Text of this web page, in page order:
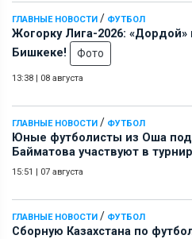
ГЛАВНЫЕ НОВОСТИ / ФУТБОЛ
Жогорку Лига-2026: «Дордой»
Бишкеке!
Фото
13:38 | 08 августа
ГЛАВНЫЕ НОВОСТИ / ФУТБОЛ
Юные футболисты из Оша
Байматова участвуют в
15:51 | 07 августа
ГЛАВНЫЕ НОВОСТИ / ФУТБОЛ
Сборную Казахстана по